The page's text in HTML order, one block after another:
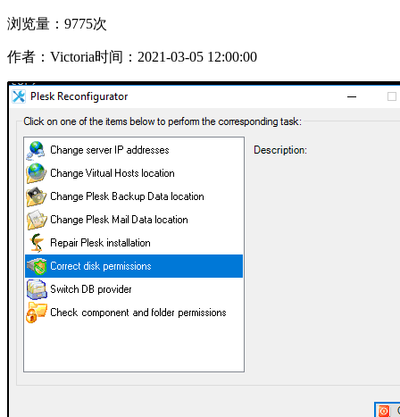
浏览量：9775次
作者：Victoria时间：2021-03-05 12:00:00